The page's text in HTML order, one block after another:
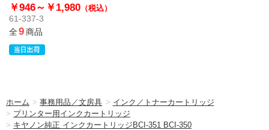
￥946～ ￥1,980 （税込）
61-337-3
全9商品
ホーム >事務用品／文房具 > インク／トナーカートリッジ
> プリンター用インクカートリッジ
> キヤノン純正 インクカートリッジBCI-351 BCI-350